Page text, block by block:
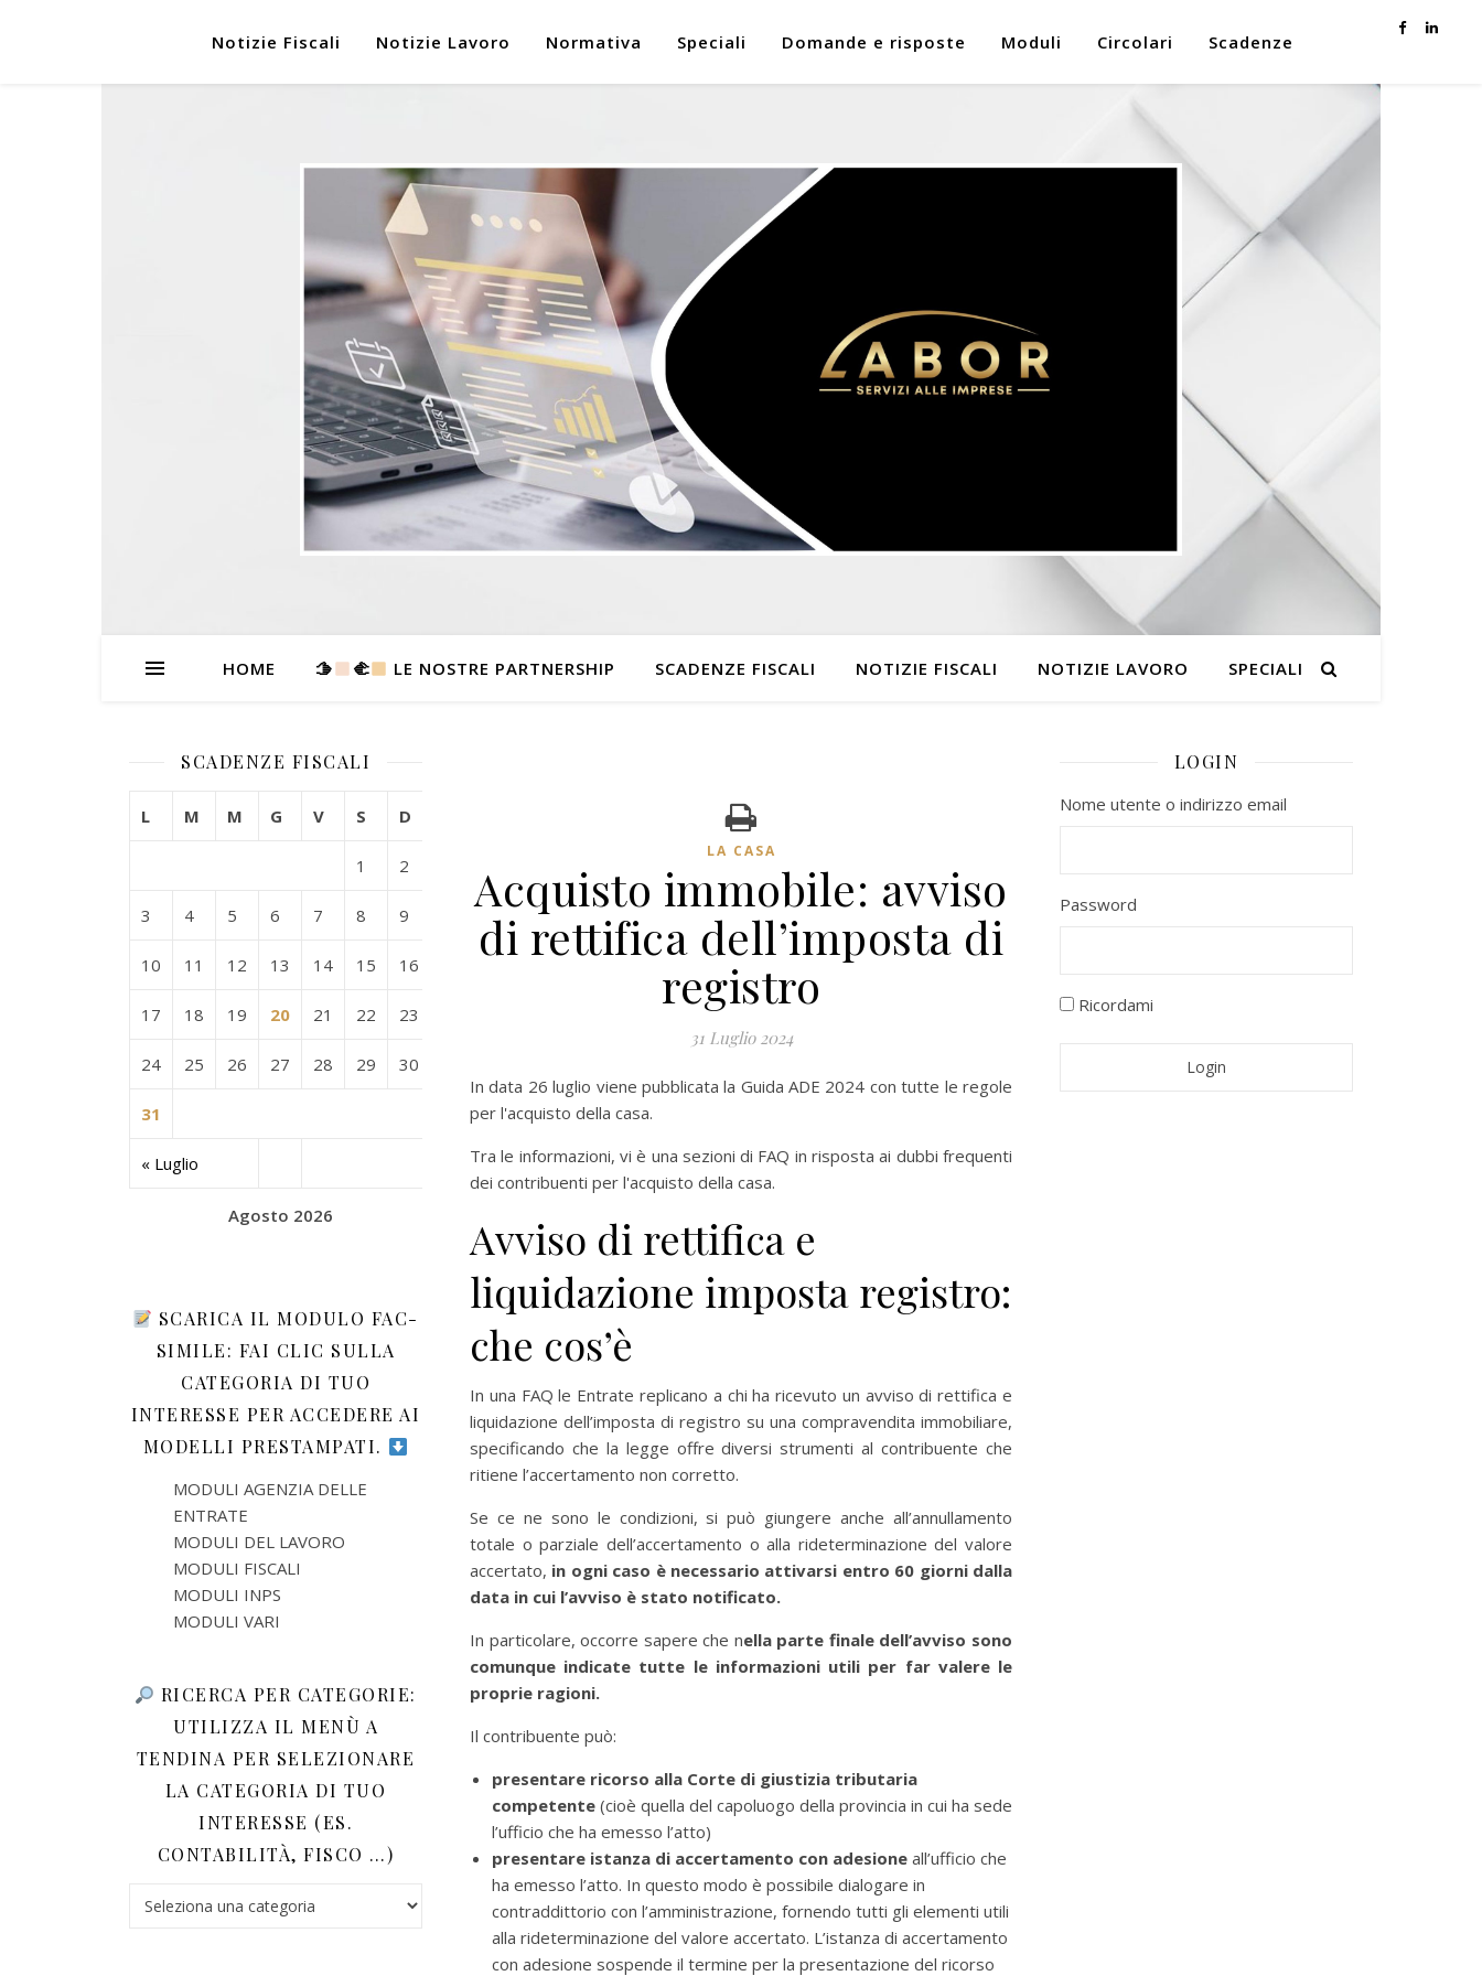
Notizie Fiscali Notizie Lavoro Normativa Speciali Domande e risposte Moduli Circolari Scadenze
HOME 🫱 ‍🫲 LE NOSTRE PARTNERSHIP SCADENZE FISCALI NOTIZIE FISCALI NOTIZIE LAVORO SPECIALI
SCADENZE FISCALI
Agosto 2026
L M M G V S D
« Luglio
1 2
3 4 5 6 7 8 9
10 11 12 13 14 15 16
17 18 19 20 21 22 23
24 25 26 27 28 29 30
31
SCARICA IL MODULO FAC-
SIMILE: FAI CLIC SULLA
CATEGORIA DI TUO
INTERESSE PER ACCEDERE AI
MODELLI PRESTAMPATI.
MODULI AGENZIA DELLE
ENTRATE
MODULI DEL LAVORO
MODULI FISCALI
MODULI INPS
MODULI VARI
RICERCA PER CATEGORIE:
UTILIZZA IL MENÙ A
TENDINA PER SELEZIONARE
LA CATEGORIA DI TUO
INTERESSE (ES.
CONTABILITÀ, FISCO …)
Ricerca per categorie: utilizza il menù a tendina per selezionare la categoria di tuo interesse (es. contabilità, Fisco …)
LA CASA
Acquisto immobile: avviso
di rettifica dell’imposta di
registro
31 Luglio 2024
In data 26 luglio viene pubblicata la Guida ADE 2024 con tutte le regole
per l'acquisto della casa.
Tra le informazioni, vi è una sezioni di FAQ in risposta ai dubbi frequenti
dei contribuenti per l'acquisto della casa.
Avviso di rettifica e
liquidazione imposta registro:
che cos’è
In una FAQ le Entrate replicano a chi ha ricevuto un avviso di rettifica e
liquidazione dell’imposta di registro su una compravendita immobiliare,
specificando che la legge offre diversi strumenti al contribuente che
ritiene l’accertamento non corretto.
Se ce ne sono le condizioni, si può giungere anche all’annullamento
totale o parziale dell’accertamento o alla rideterminazione del valore
accertato, in ogni caso è necessario attivarsi entro 60 giorni dalla
data in cui l’avviso è stato notificato.
In particolare, occorre sapere che nella parte finale dell’avviso sono
comunque indicate tutte le informazioni utili per far valere le
proprie ragioni.
Il contribuente può:
presentare ricorso alla Corte di giustizia tributaria
competente (cioè quella del capoluogo della provincia in cui ha sede
l’ufficio che ha emesso l’atto)
presentare istanza di accertamento con adesione all’ufficio che
ha emesso l’atto. In questo modo è possibile dialogare in
contraddittorio con l’amministrazione, fornendo tutti gli elementi utili
alla rideterminazione del valore accertato. L’istanza di accertamento
con adesione sospende il termine per la presentazione del ricorso
LOGIN
Nome utente o indirizzo email
Password
Ricordami